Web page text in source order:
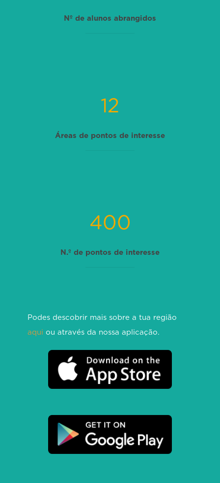
Nº de alunos abrangidos
12
Áreas de pontos de interesse
400
N.º de pontos de interesse
Podes descobrir mais sobre a tua região
aqui ou através da nossa aplicação.